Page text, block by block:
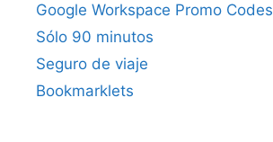
Google Workspace Promo Codes
Sólo 90 minutos
Seguro de viaje
Bookmarklets